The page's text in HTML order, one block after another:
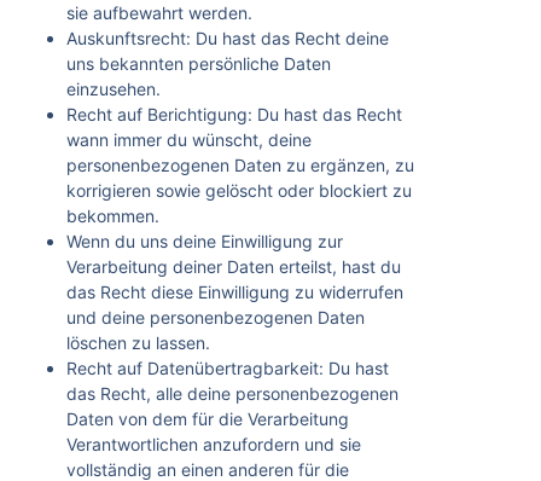
sie aufbewahrt werden.
Auskunftsrecht: Du hast das Recht deine
uns bekannten persönliche Daten
einzusehen.
Recht auf Berichtigung: Du hast das Recht
wann immer du wünscht, deine
personenbezogenen Daten zu ergänzen, zu
korrigieren sowie gelöscht oder blockiert zu
bekommen.
Wenn du uns deine Einwilligung zur
Verarbeitung deiner Daten erteilst, hast du
das Recht diese Einwilligung zu widerrufen
und deine personenbezogenen Daten
löschen zu lassen.
Recht auf Datenübertragbarkeit: Du hast
das Recht, alle deine personenbezogenen
Daten von dem für die Verarbeitung
Verantwortlichen anzufordern und sie
vollständig an einen anderen für die